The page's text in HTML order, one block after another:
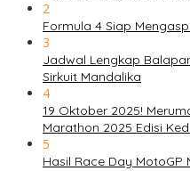
2
Formula 4 Siap
3
Jadwal Lengkap
Sirkuit Mandalika
4
19 Oktober 2025!
Marathon 2025 Edisi
5
Hasil Race Day MotoGP